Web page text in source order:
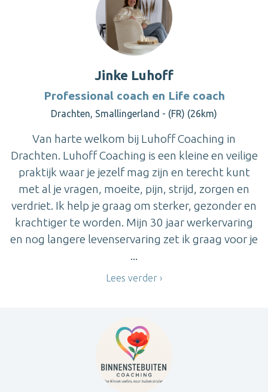
Jinke Luhoff
Professional coach en Life coach
Drachten, Smallingerland - (FR) (26km)
Van harte welkom bij Luhoff Coaching in
Drachten. Luhoff Coaching is een kleine en veilige
praktijk waar je jezelf mag zijn en terecht kunt
met al je vragen, moeite, pijn, strijd, zorgen en
verdriet. Ik help je graag om sterker, gezonder en
krachtiger te worden. Mijn 30 jaar werkervaring
en nog langere levenservaring zet ik graag voor je
...
Lees verder